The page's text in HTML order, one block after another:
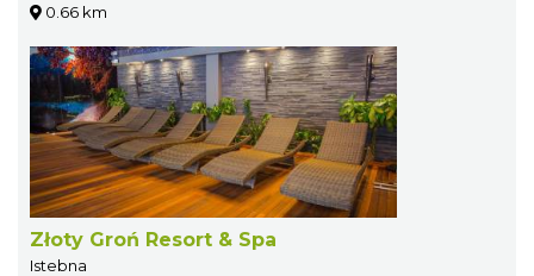
0.66 km
Złoty Groń Resort & Spa
Istebna